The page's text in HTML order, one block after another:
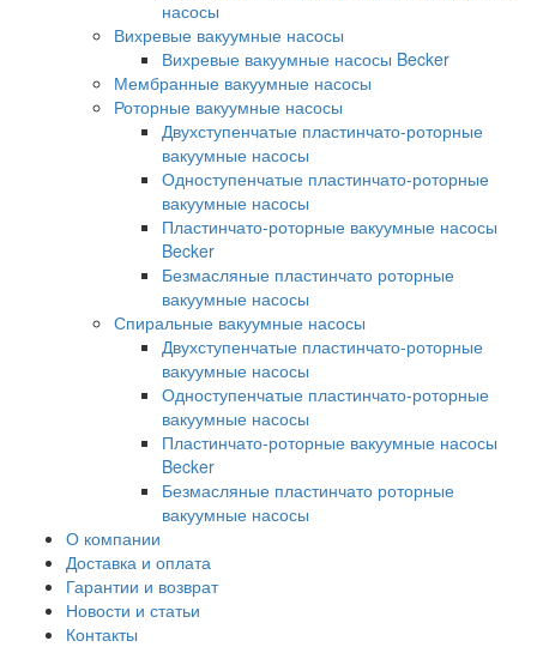
насосы
Вихревые вакуумные насосы
Вихревые вакуумные насосы Becker
Мембранные вакуумные насосы
Роторные вакуумные насосы
Двухступенчатые пластинчато-роторные
вакуумные насосы
Одноступенчатые пластинчато-роторные
вакуумные насосы
Пластинчато-роторные вакуумные насосы
Becker
Безмасляные пластинчато роторные
вакуумные насосы
Спиральные вакуумные насосы
Двухступенчатые пластинчато-роторные
вакуумные насосы
Одноступенчатые пластинчато-роторные
вакуумные насосы
Пластинчато-роторные вакуумные насосы
Becker
Безмасляные пластинчато роторные
вакуумные насосы
О компании
Доставка и оплата
Гарантии и возврат
Новости и статьи
Контакты